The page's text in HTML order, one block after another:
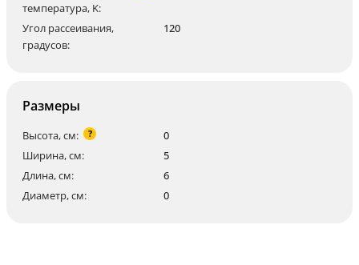
температура, K:
Угол рассеивания,
градусов:
120
Размеры
Высота, см: ?
0
Ширина, см:
5
Длина, см:
6
Диаметр, см:
0